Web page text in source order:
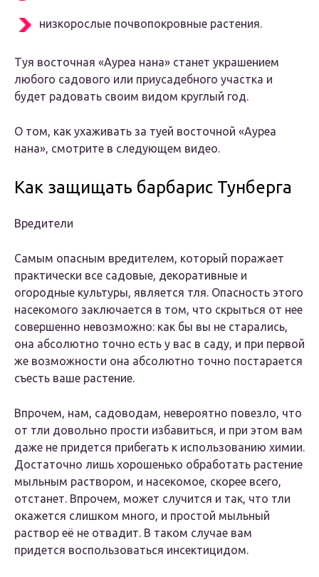
низкорослые почвопокровные растения.
Туя восточная «Ауреа нана» станет украшением
любого садового или приусадебного участка и
будет радовать своим видом круглый год.
О том, как ухаживать за туей восточной «Ауреа
нана», смотрите в следующем видео.
Как защищать барбарис Тунберга
Вредители
Самым опасным вредителем, который поражает
практически все садовые, декоративные и
огородные культуры, является тля. Опасность этого
насекомого заключается в том, что скрыться от нее
совершенно невозможно: как бы вы не старались,
она абсолютно точно есть у вас в саду, и при первой
же возможности она абсолютно точно постарается
съесть ваше растение.
Впрочем, нам, садоводам, невероятно повезло, что
от тли довольно прости избавиться, и при этом вам
даже не придется прибегать к использованию химии.
Достаточно лишь хорошенько обработать растение
мыльным раствором, и насекомое, скорее всего,
отстанет. Впрочем, может случится и так, что тли
окажется слишком много, и простой мыльный
раствор её не отвадит. В таком случае вам
придется воспользоваться инсектицидом.